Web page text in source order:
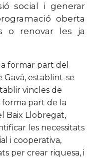
social i generar
oberta
o renovar les ja
formar part del
Gavà, establint-se
vincles de
forma part de la
Baix Llobregat,
les necessitats
i cooperativa,
per crear riquesa, i